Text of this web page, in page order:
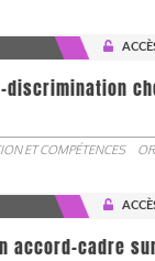
ET COMPÉTENCES
accord-cadre